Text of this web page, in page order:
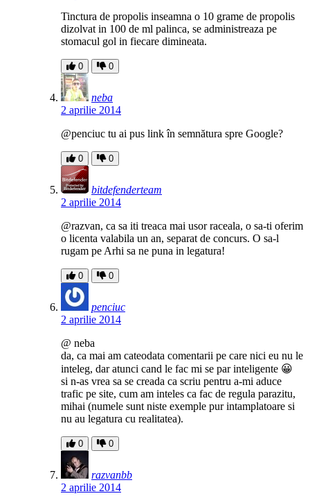
Tinctura de propolis inseamna o 10 grame de propolis
dizolvat in 100 de ml palinca, se administreaza pe
stomacul gol in fiecare dimineata.
0 0
neba
2 aprilie 2014
@penciuc tu ai pus link în semnătura spre Google?
0 0
bitdefenderteam
2 aprilie 2014
@razvan, ca sa iti treaca mai usor raceala, o sa-ti oferim
o licenta valabila un an, separat de concurs. O sa-l
rugam pe Arhi sa ne puna in legatura!
0 0
penciuc
2 aprilie 2014
@ neba
da, ca mai am cateodata comentarii pe care nici eu nu le
inteleg, dar atunci cand le fac mi se par inteligente 😀
si n-as vrea sa se creada ca scriu pentru a-mi aduce
trafic pe site, cum am inteles ca fac de regula parazitu,
mihai (numele sunt niste exemple pur intamplatoare si
nu au legatura cu realitatea).
0 0
razvanbb
2 aprilie 2014